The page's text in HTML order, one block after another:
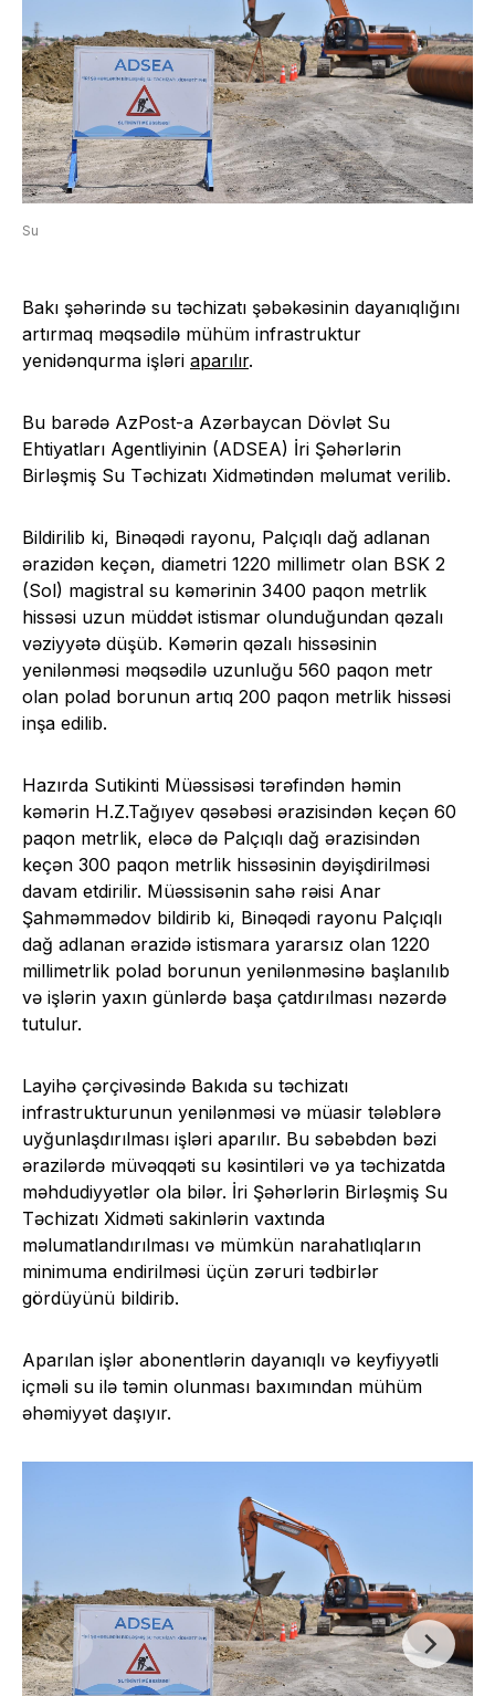
Su
Bakı şəhərində su təchizatı şəbəkəsinin dayanıqlığını
artırmaq məqsədilə mühüm infrastruktur
yenidənqurma işləri aparılır.
Bu barədə AzPost-a Azərbaycan Dövlət Su
Ehtiyatları Agentliyinin (ADSEA) İri Şəhərlərin
Birləşmiş Su Təchizatı Xidmətindən məlumat verilib.
Bildirilib ki, Binəqədi rayonu, Palçıqlı dağ adlanan
ərazidən keçən, diametri 1220 millimetr olan BSK 2
(Sol) magistral su kəmərinin 3400 paqon metrlik
hissəsi uzun müddət istismar olunduğundan qəzalı
vəziyyətə düşüb. Kəmərin qəzalı hissəsinin
yenilənməsi məqsədilə uzunluğu 560 paqon metr
olan polad borunun artıq 200 paqon metrlik hissəsi
inşa edilib.
Hazırda Sutikinti Müəssisəsi tərəfindən həmin
kəmərin H.Z.Tağıyev qəsəbəsi ərazisindən keçən 60
paqon metrlik, eləcə də Palçıqlı dağ ərazisindən
keçən 300 paqon metrlik hissəsinin dəyişdirilməsi
davam etdirilir. Müəssisənin sahə rəisi Anar
Şahməmmədov bildirib ki, Binəqədi rayonu Palçıqlı
dağ adlanan ərazidə istismara yararsız olan 1220
millimetrlik polad borunun yenilənməsinə başlanılıb
və işlərin yaxın günlərdə başa çatdırılması nəzərdə
tutulur.
Layihə çərçivəsində Bakıda su təchizatı
infrastrukturunun yenilənməsi və müasir tələblərə
uyğunlaşdırılması işləri aparılır. Bu səbəbdən bəzi
ərazilərdə müvəqqəti su kəsintiləri və ya təchizatda
məhdudiyyətlər ola bilər. İri Şəhərlərin Birləşmiş Su
Təchizatı Xidməti sakinlərin vaxtında
məlumatlandırılması və mümkün narahatlıqların
minimuma endirilməsi üçün zəruri tədbirlər
gördüyünü bildirib.
Aparılan işlər abonentlərin dayanıqlı və keyfiyyətli
içməli su ilə təmin olunması baxımından mühüm
əhəmiyyət daşıyır.